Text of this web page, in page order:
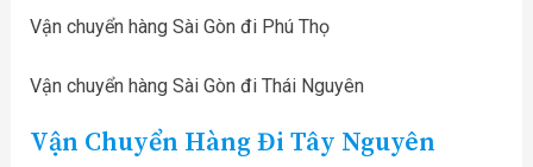
Vận chuyển hàng Sài Gòn đi Phú Thọ
Vận chuyển hàng Sài Gòn đi Thái Nguyên
Vận Chuyển Hàng Đi Tây Nguyên